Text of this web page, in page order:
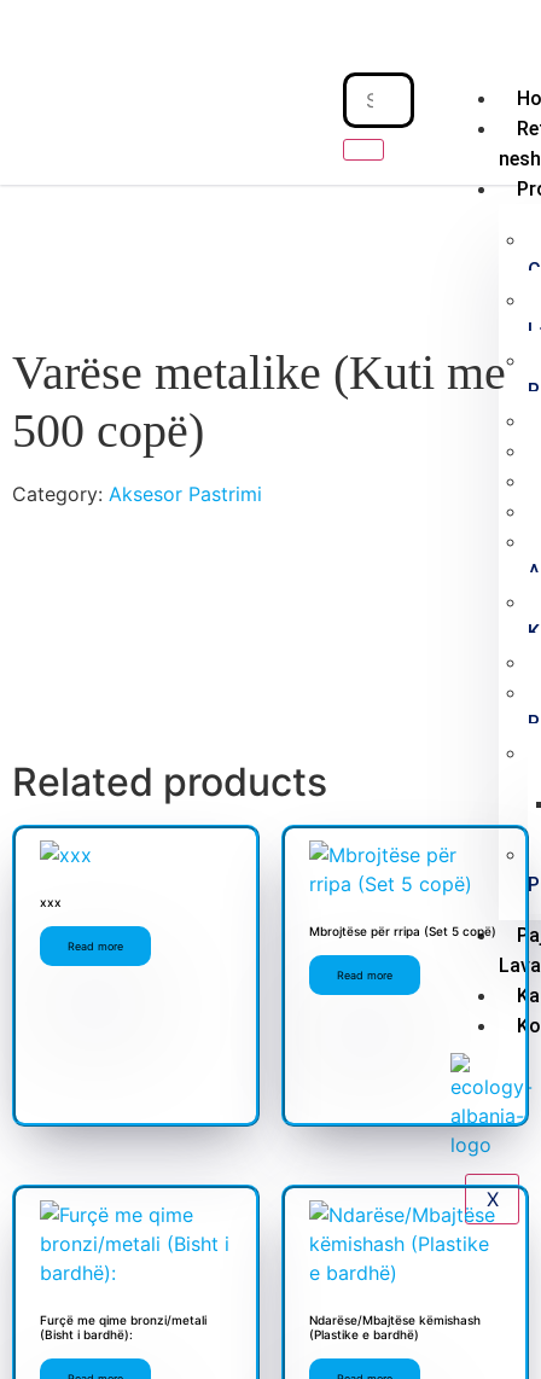
nesh
X
Varëse metalike (Kuti me
500 copë)
Category: Aksesor Pastrimi
Related products
xxx
Read more
Mbrojtëse për rripa (Set 5 copë)
Read more
Furçë me qime bronzi/metali
(Bisht i bardhë):
Ndarëse/Mbajtëse këmishash
(Plastike e bardhë)